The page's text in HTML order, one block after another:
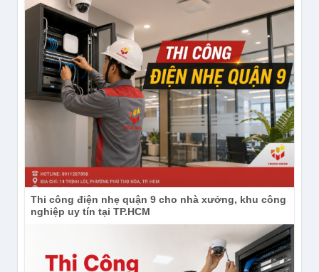
Thi công điện nhẹ quận 9 cho nhà xưởng, khu công
nghiệp uy tín tại TP.HCM